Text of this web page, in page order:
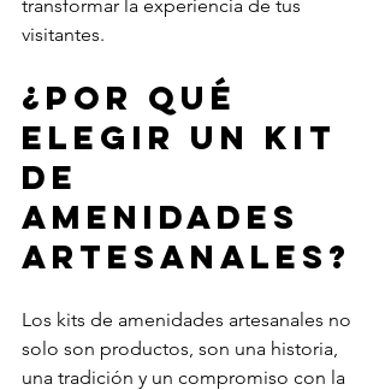
transformar la experiencia de tus
visitantes.
¿Por qué
elegir un kit
de
amenidades
artesanales?
Los kits de amenidades artesanales no
solo son productos, son una historia,
una tradición y un compromiso con la